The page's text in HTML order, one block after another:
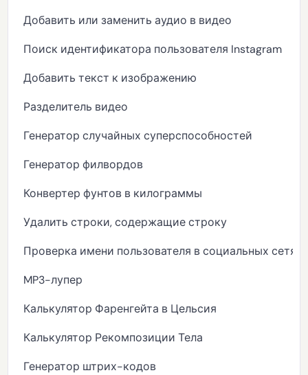
Добавить или заменить аудио в видео
Поиск идентификатора пользователя Instagram
Добавить текст к изображению
Разделитель видео
Генератор случайных суперспособностей
Генератор филвордов
Конвертер фунтов в килограммы
Удалить строки, содержащие строку
Проверка имени пользователя в социальных сетях
MP3-лупер
Калькулятор Фаренгейта в Цельсия
Калькулятор Рекомпозиции Тела
Генератор штрих-кодов